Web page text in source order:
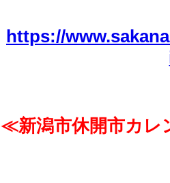
https://
≪新潟市休開市カレ